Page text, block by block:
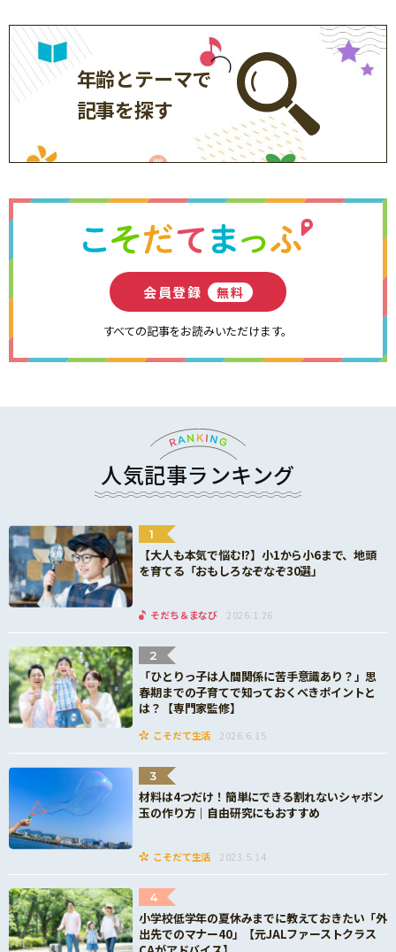
年齢とテーマで
記事を探す
会員登録 無料
すべての記事をお読みいただけます。
人気記事ランキング
1
【大人も本気で悩む!?】小1から小6まで、地頭
を育てる「おもしろなぞなぞ30選」
そだち＆まなび 2026.1.26
2
「ひとりっ子は人間関係に苦手意識あり？」思
春期までの子育てで知っておくべきポイントと
は？【専門家監修】
こそだて生活 2026.6.15
3
材料は4つだけ！簡単にできる割れないシャボン
玉の作り方｜自由研究にもおすすめ
こそだて生活 2023.5.14
4
小学校低学年の夏休みまでに教えておきたい「外
出先でのマナー40」【元JALファーストクラス